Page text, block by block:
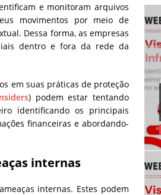
e monitoram arquivos
movimentos por meio de
Dessa forma, as empresas
dentro e fora da rede da
em suas práticas de proteção
) podem estar tentando
identificando os principais
financeiras e abordando-
internas
internas. Estes podem